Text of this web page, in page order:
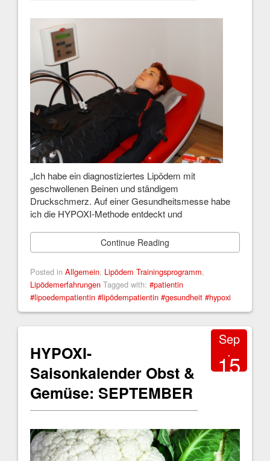
„Ich habe ein diagnostiziertes Lipödem mit
geschwollenen Beinen und ständigem
Druckschmerz. Auf einer Gesundheitsmesse habe
ich die HYPOXI-Methode entdeckt und
Continue Reading
Posted in Allgemein, Lipödem Trainingsprogramm,
Lipödemerfahrungen Tagged with: #patientin
#lipoedempatientin #lipödempatientin #gesundheit #hypoxi
HYPOXI-
Saisonkalender Obst &
Gemüse: SEPTEMBER
Sep
.
15